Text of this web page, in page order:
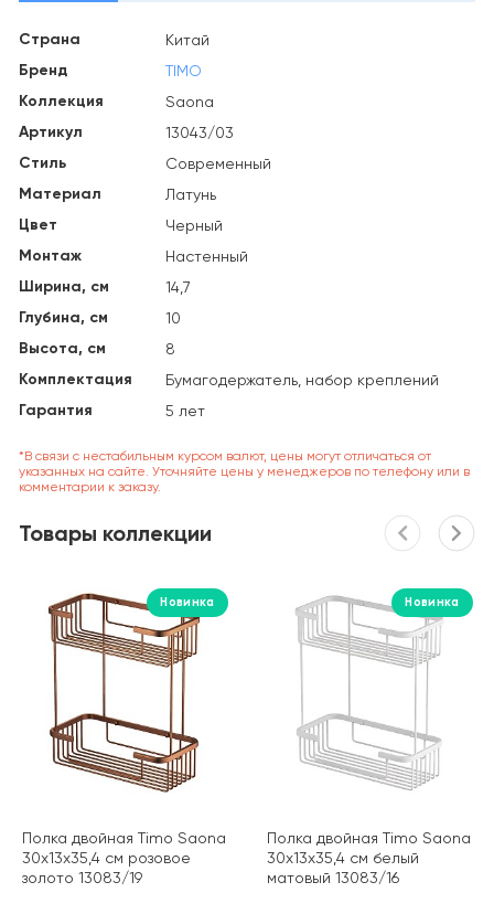
Страна Китай
Бренд TIMO
Коллекция Saona
Артикул 13043/03
Стиль Современный
Материал Латунь
Цвет Черный
Монтаж Настенный
Ширина, см 14,7
Глубина, см 10
Высота, см 8
Комплектация Бумагодержатель, набор креплений
Гарантия 5 лет
*В связи с нестабильным курсом валют, цены могут отличаться от
указанных на сайте. Уточняйте цены у менеджеров по телефону или в
комментарии к заказу.
Товары коллекции
Новинка
Полка двойная Timo Saona
30х13х35,4 см розовое
золото 13083/19
Новинка
Полка двойная Timo Saona
30х13х35,4 см белый
матовый 13083/16